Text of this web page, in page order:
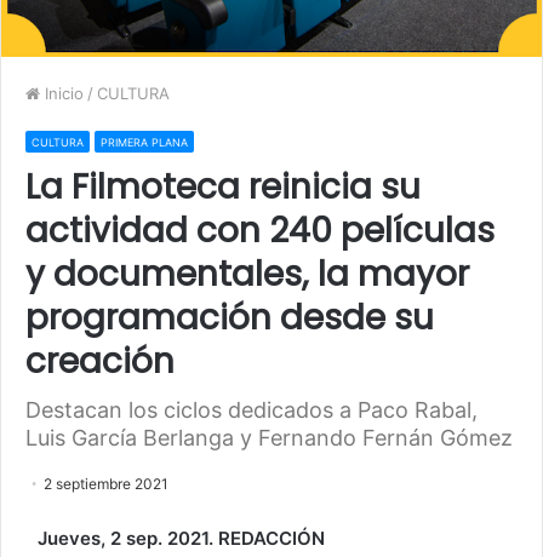
Inicio / CULTURA
CULTURA PRIMERA PLANA
La Filmoteca reinicia su
actividad con 240 películas
y documentales, la mayor
programación desde su
creación
Destacan los ciclos dedicados a Paco Rabal,
Luis García Berlanga y Fernando Fernán Gómez
2 septiembre 2021
Jueves, 2 sep. 2021. REDACCIÓN